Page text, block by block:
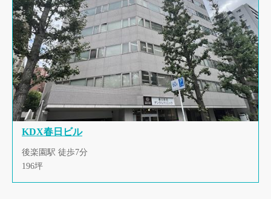
KDX春日ビル
後楽園駅 徒歩7分
196坪